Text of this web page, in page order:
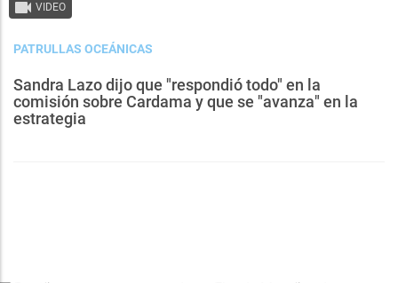
VIDEO
PATRULLAS OCEÁNICAS
Sandra Lazo dijo que "respondió todo" en la
comisión sobre Cardama y que se "avanza" en la
estrategia